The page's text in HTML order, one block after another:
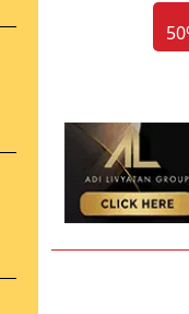
50